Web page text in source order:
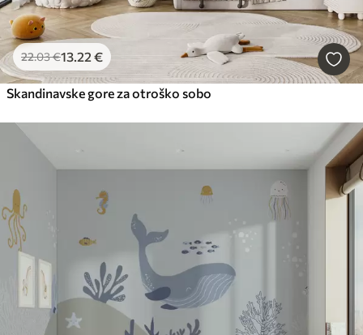
22.03€13 .22 €
Skandinavske gore za otroško sobo